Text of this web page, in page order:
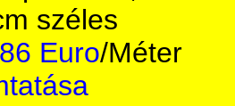
széles
Euro/Méter